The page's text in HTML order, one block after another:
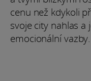
cenu než kdykoli
svoje city nahlas
emocionální vazby.